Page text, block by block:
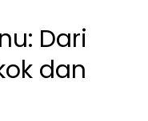
Dari
dan